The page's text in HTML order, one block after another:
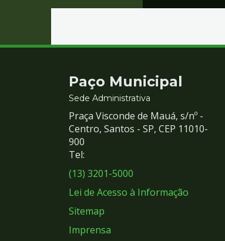
Contato
e
Redes
Sociais
Paço Municipal
Sede Administrativa
Praça Visconde de Mauá, s/nº -
Centro, Santos - SP, CEP 11010-
900
Tel:
(13) 3201-5000
Lei de Acesso à Informação
Sitemap
Imprensa